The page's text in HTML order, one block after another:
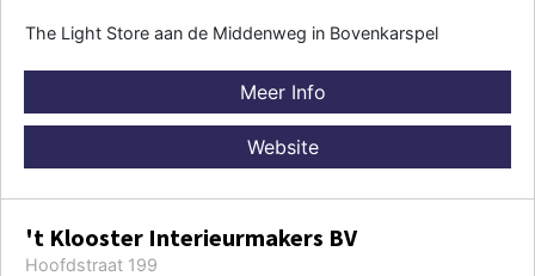
The Light Store aan de Middenweg in Bovenkarspel
Meer Info
Website
't Klooster Interieurmakers BV
Hoofdstraat 199